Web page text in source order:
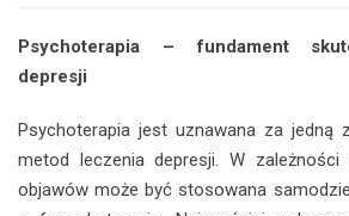
Psychoterapia – fundament
depresji
Psychoterapia jest uznawana za jedną
metod leczenia depresji. W
objawów może być stosowana